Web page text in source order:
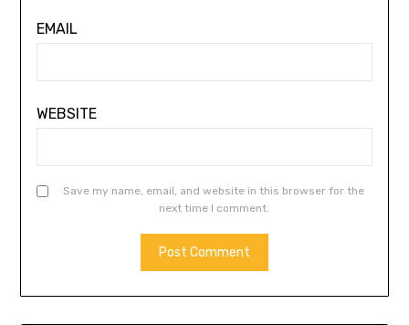
EMAIL
WEBSITE
Save my name, email, and website in this browser for the
next time I comment.